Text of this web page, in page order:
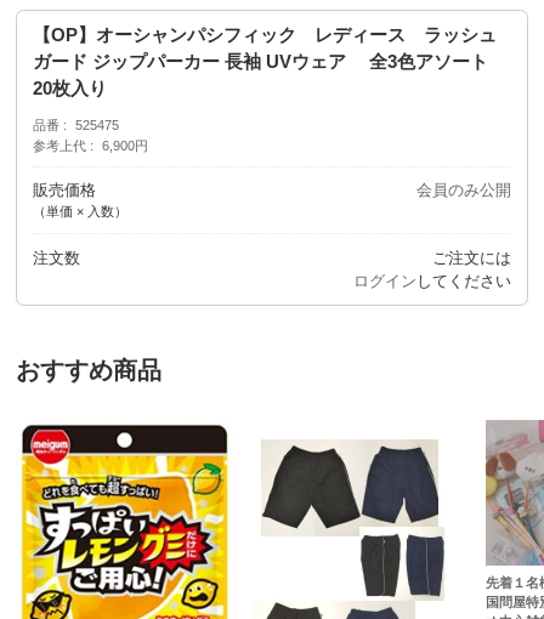
【OP】オーシャンパシフィック レディース ラッシュ
ガード ジップパーカー 長袖 UVウェア 全3色アソート
20枚入り
品番
525475
参考上代
6,900円
販売価格
（単価 × 入数）
会員のみ公開
注文数
ご注文には
ログイン してください
おすすめ商品
先着１名
国問屋特